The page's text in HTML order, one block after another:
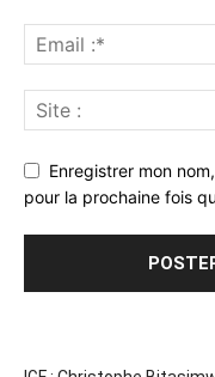
Enregistrer mon
pour la prochaine fois